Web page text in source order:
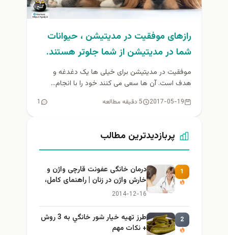
رازهای موفقیت در مدیتیشن ، حیوانات
شما در مدیتیشن از شما جلوتر هستند.
موفقیت در مدیتیشن برای خیلی ها یک دغدغه و
هدف است. آن ها سعی می کنند خود را با انجام...
2017-05-19 5 دقیقه مطالعه 1
پربازدیدترین مطالب
1
درمان خانگی عفونت قارچی واژن و
خارش واژن در زنان | راهنمای کامل،
ایمن و کاربردی
2014-12-16
2
طرز تهيه خیار شور خانگي به 3 روش
+ نكات مهم